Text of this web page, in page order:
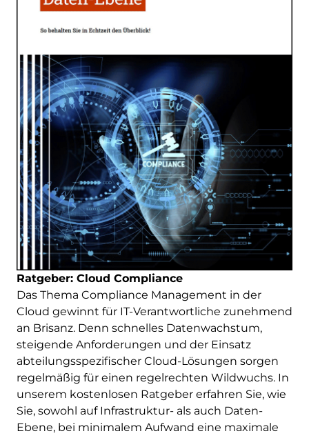
Ratgeber: Cloud Compliance
Das Thema Compliance Management in der
Cloud gewinnt für IT-Verantwortliche zunehmend
an Brisanz. Denn schnelles Datenwachstum,
steigende Anforderungen und der Einsatz
abteilungsspezifischer Cloud-Lösungen sorgen
regelmäßig für einen regelrechten Wildwuchs. In
unserem kostenlosen Ratgeber erfahren Sie, wie
Sie, sowohl auf Infrastruktur- als auch Daten-
Ebene, bei minimalem Aufwand eine maximale